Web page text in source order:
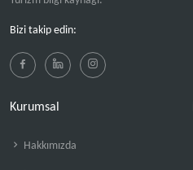
Bizi takip edin:
Kurumsal
Hakkımızda